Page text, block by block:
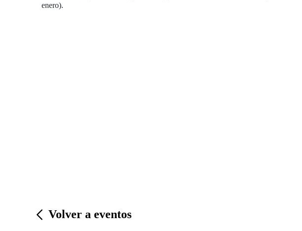
enero).
Volver a eventos